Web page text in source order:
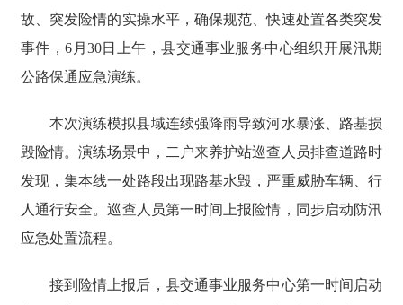
故、突发险情的实操水平，确保规范、快速处置各类突发
事件，6月30日上午，县交通事业服务中心组织开展汛期
公路保通应急演练。
本次演练模拟县域连续强降雨导致河水暴涨、路基损
毁险情。演练场景中，二户来养护站巡查人员排查道路时
发现，集本线一处路段出现路基水毁，严重威胁车辆、行
人通行安全。巡查人员第一时间上报险情，同步启动防汛
应急处置流程。
接到险情上报后，县交通事业服务中心第一时间启动